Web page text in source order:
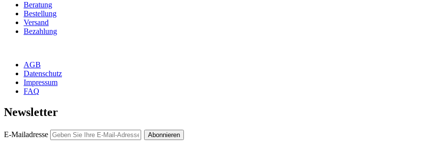
Beratung
Bestellung
Versand
Bezahlung
AGB
Datenschutz
Impressum
FAQ
Newsletter
E-Mailadresse Abonnieren